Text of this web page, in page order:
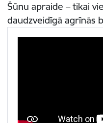
Šūnu apraide – tikai
daudzveidīgā agrīnās